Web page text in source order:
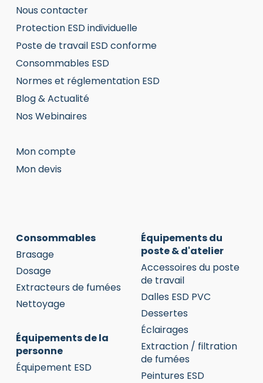
Nous contacter
Protection ESD individuelle
Poste de travail ESD conforme
Consommables ESD
Normes et réglementation ESD
Blog & Actualité
Nos Webinaires
Mon compte
Mon devis
Consommables
Brasage
Dosage
Extracteurs de fumées
Nettoyage
Équipements de la
personne
Équipement ESD
Équipements du
poste & d'atelier
Accessoires du poste
de travail
Dalles ESD PVC
Dessertes
Éclairages
Extraction / filtration
de fumées
Peintures ESD